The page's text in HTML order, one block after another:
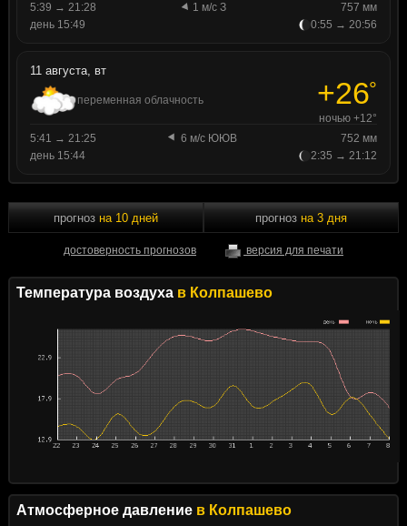
5:39 → 21:28
1 м/с З
757 мм
день 15:49
0:55 → 20:56
11 августа, вт
переменная облачность +26°
ночью +12°
5:41 → 21:25
6 м/с ЮЮВ
752 мм
день 15:44
2:35 → 21:12
прогноз на 10 дней
достоверность прогнозов версия для печати
прогноз на 3 дня
Температура воздухав Колпашево
Атмосферное давлениев Колпашево